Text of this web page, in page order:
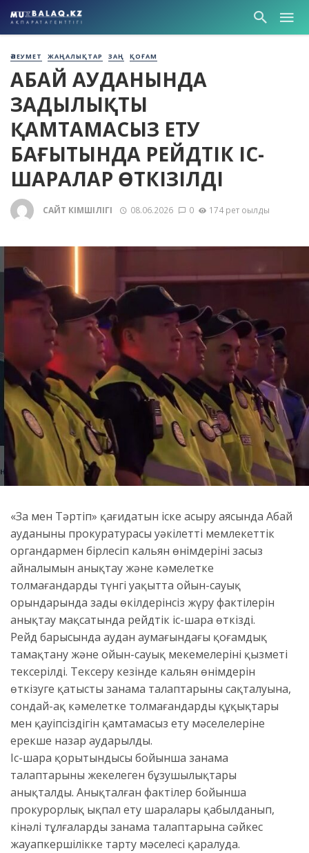
ӘЛЕУМЕТ ЖАҢАЛЫҚТАР ЗАҢ ҚОҒАМ
АБАЙ АУДАНЫНДА
ЗАҢДЫЛЫҚТЫ
ҚАМТАМАСЫЗ ЕТУ
БАҒЫТЫНДА РЕЙДТІК ІС-
ШАРАЛАР ӨТКІЗІЛДІ
САЙТ ӘКІМШІЛІГІ 08.06.2026 0 174 рет оқылды
«Заң мен Тәртіп» қағидатын іске асыру аясында Абай
ауданының прокуратурасы уәкілетті мемлекеттік
органдармен бірлесіп кальян өнімдерінің заңсыз
айналымын анықтау және кәмелетке
толмағандардың түнгі уақытта ойын-сауық
орындарында заңды өкілдерінсіз жүру фактілерін
анықтау мақсатында рейдтік іс-шара өткізді.
Рейд барысында аудан аумағындағы қоғамдық
тамақтану және ойын-сауық мекемелерінің қызметі
тексерілді. Тексеру кезінде кальян өнімдерін
өткізуге қатысты заңнама талаптарының сақталуына,
сондай-ақ кәмелетке толмағандардың құқықтары
мен қауіпсіздігін қамтамасыз ету мәселелеріне
ерекше назар аударылды.
Іс-шара қорытындысы бойынша заңнама
талаптарының жекелеген бұзушылықтары
анықталды. Анықталған фактілер бойынша
прокурорлық ықпал ету шаралары қабылданып,
кінәлі тұлғаларды заңнама талаптарына сәйкес
жауапкершілікке тарту мәселесі қаралуда.